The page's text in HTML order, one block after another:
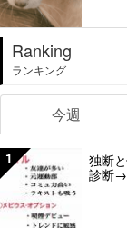
Ranking
ランキング
今週
1
独断
診断→